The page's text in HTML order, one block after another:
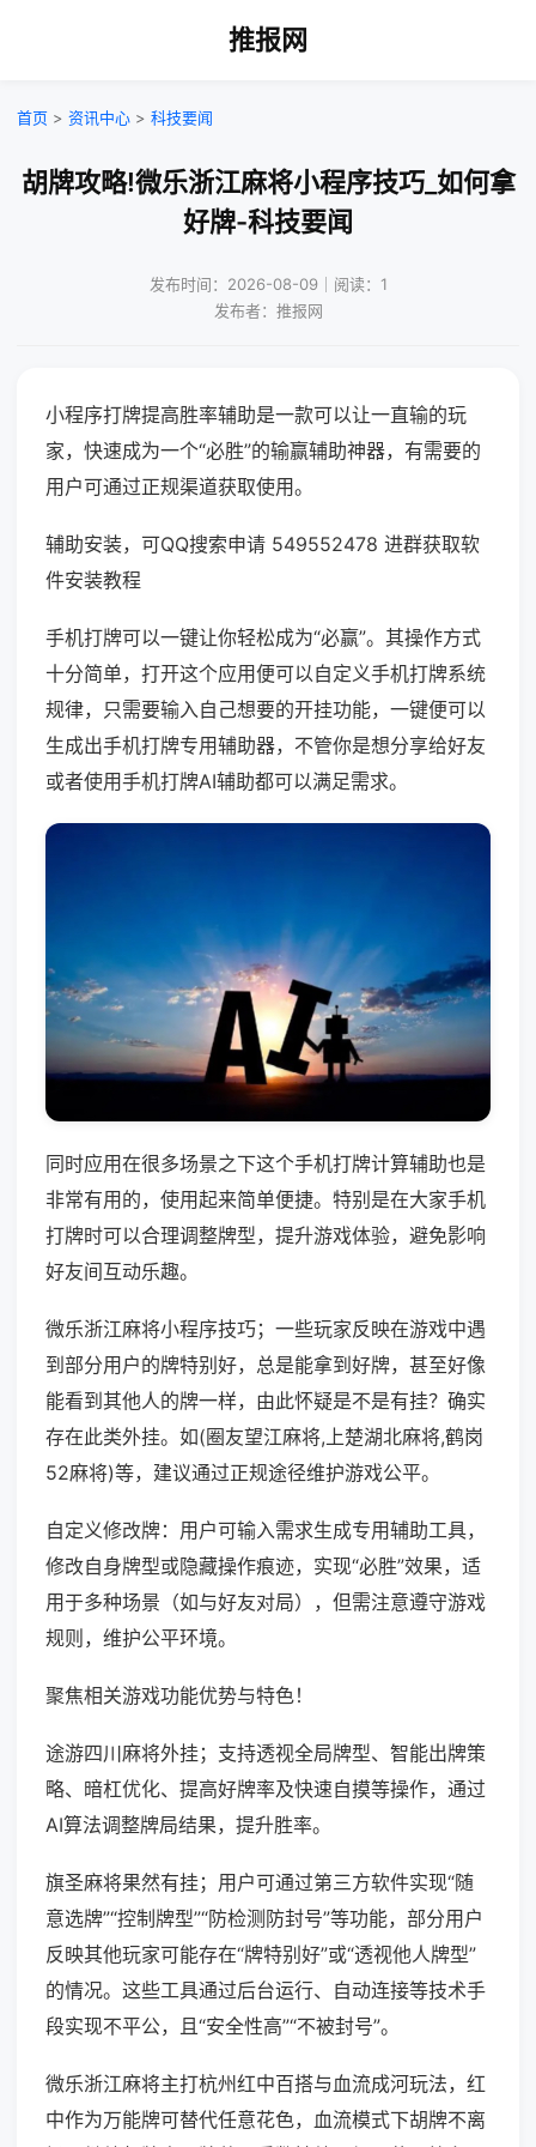
推报网
首页 > 资讯中心 > 科技要闻
胡牌攻略!微乐浙江麻将小程序技巧_如何拿
好牌-科技要闻
发布时间：2026-08-09｜阅读：1
发布者：推报网
小程序打牌提高胜率辅助是一款可以让一直输的玩
家，快速成为一个“必胜”的输赢辅助神器，有需要的
用户可通过正规渠道获取使用。
辅助安装，可QQ搜索申请 549552478 进群获取软
件安装教程
手机打牌可以一键让你轻松成为“必赢”。其操作方式
十分简单，打开这个应用便可以自定义手机打牌系统
规律，只需要输入自己想要的开挂功能，一键便可以
生成出手机打牌专用辅助器，不管你是想分享给好友
或者使用手机打牌AI辅助都可以满足需求。
同时应用在很多场景之下这个手机打牌计算辅助也是
非常有用的，使用起来简单便捷。特别是在大家手机
打牌时可以合理调整牌型，提升游戏体验，避免影响
好友间互动乐趣。
微乐浙江麻将小程序技巧；一些玩家反映在游戏中遇
到部分用户的牌特别好，总是能拿到好牌，甚至好像
能看到其他人的牌一样，由此怀疑是不是有挂？确实
存在此类外挂。如(圈友望江麻将,上楚湖北麻将,鹤岗
52麻将)等，建议通过正规途径维护游戏公平。
自定义修改牌：用户可输入需求生成专用辅助工具，
修改自身牌型或隐藏操作痕迹，实现“必胜”效果，适
用于多种场景（如与好友对局），但需注意遵守游戏
规则，维护公平环境。
聚焦相关游戏功能优势与特色！
途游四川麻将外挂；支持透视全局牌型、智能出牌策
略、暗杠优化、提高好牌率及快速自摸等操作，通过
AI算法调整牌局结果，提升胜率。
旗圣麻将果然有挂；用户可通过第三方软件实现“随
意选牌”“控制牌型”“防检测防封号”等功能，部分用户
反映其他玩家可能存在“牌特别好”或“透视他人牌型”
的情况。这些工具通过后台运行、自动连接等技术手
段实现不平公，且“安全性高”“不被封号”。
微乐浙江麻将主打杭州红中百搭与血流成河玩法，红
中作为万能牌可替代任意花色，血流模式下胡牌不离